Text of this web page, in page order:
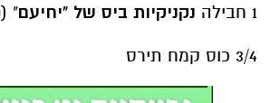
1 חבילה נקניקיות ביס של "יחיעם" (380 גרם)
3/4 כוס קמח תירס